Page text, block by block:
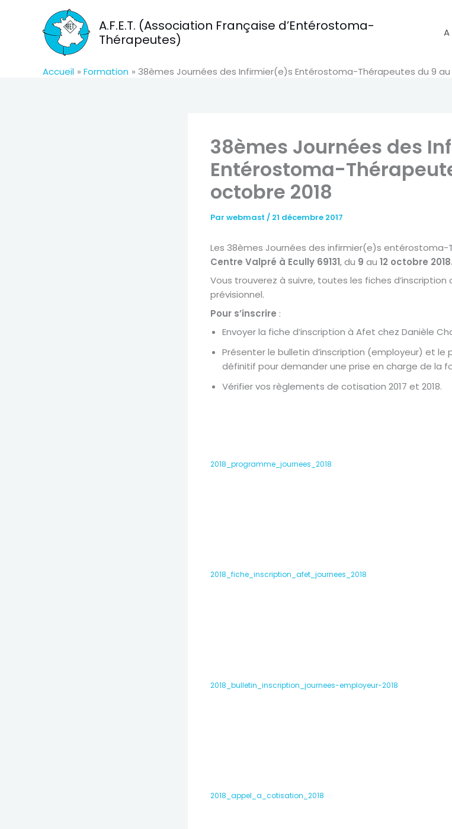
A.F.E.T. (Association Française d’Entérostoma-
Thérapeutes)
Accueil Formation 38èmes Journées des Infirmier(e)s Entérostoma-Thérapeutes du 9 au
38èmes Journées des
Entérostoma-
octobre 2018
Par webmast / 21 décembre 2017
Les 38èmes Journées des infirmier(e)s entérostoma-
Centre Valpré à Ecully 69131, du 9 au 12 octobre 2018.
Vous trouverez à suivre, toutes les fiches
prévisionnel.
Pour s’inscrire :
Envoyer la fiche d’inscription à Afet chez Danièle
Présenter le bulletin d’inscription (employeur) et le
définitif pour demander une prise en charge de la
Vérifier vos règlements de cotisation 2017 et 2018.
2018_programme_journees_2018
2018_fiche_inscription_afet_journees_2018
2018_bulletin_inscription_journees-employeur-2018
2018_appel_a_cotisation_2018